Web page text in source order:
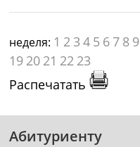
неделя: 1 2 3 4 5 6 7 8 9
19 20 21 22 23
Распечатать
Абитуриенту